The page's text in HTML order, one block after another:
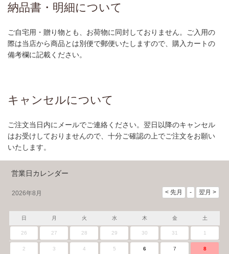
納品書・明細について
ご自宅用・贈り物とも、お荷物に同封しておりません。ご入用の
際は当店から商品とは別便で郵便いたしますので、購入カートの
備考欄に記載ください。
キャンセルについて
ご注文当日内にメールでご連絡ください。翌日以降のキャンセル
はお受けしておりませんので、十分ご確認の上でご注文をお願い
いたします。
営業日カレンダー
2026年8月
日 月 火 水 木 金 土
26 27 28 29 30 31 1
2 3 4 5 6 7 8